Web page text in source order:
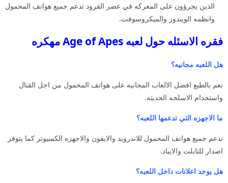
الذين يجرؤون على المعركه في عصر القرود تدعم جميع هواتف المحمول
وانظمه الويندوز والميكروسوفت.
فقره الاسئله حول لعبه Age of Apes مهكره
هل اللعبه مجانيه؟
نعم بالطبع افضل الالعاب المجانيه على هواتف المحمول من اجل القتال
واستخدام الاسلحه الحديثه.
ما الاجهزه التي تدعمها اللعبه؟
تدعم جميع هواتف المحمول للاندرويد والايفون والاجهزه الكمبيوتر كما يتوفر
اصدار للتابلت والايباد.
هل يوجد اعلانات داخل اللعبه؟